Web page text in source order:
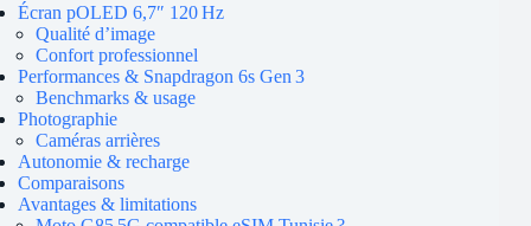
Écran pOLED 6,7″ 120 Hz
Qualité d’image
Confort professionnel
Performances & Snapdragon 6s Gen 3
Benchmarks & usage
Photographie
Caméras arrières
Autonomie & recharge
Comparaisons
Avantages & limitations